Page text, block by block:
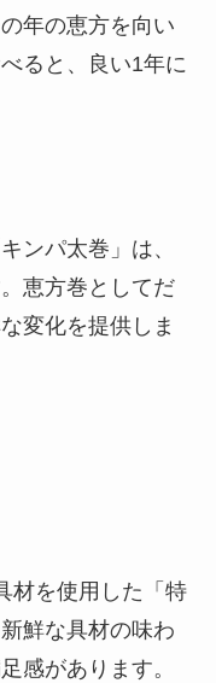
年の恵方を向い
ると、良い1年に
ンパ太巻」は、
恵方巻としてだ
変化を提供しま
材を使用した「特
鮮な具材の味わ
感があります。